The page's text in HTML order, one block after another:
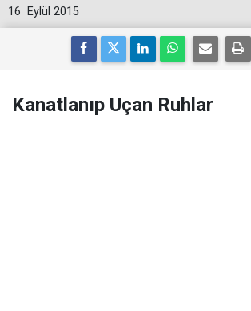
16 Eylül 2015
Kanatlanıp Uçan Ruhlar